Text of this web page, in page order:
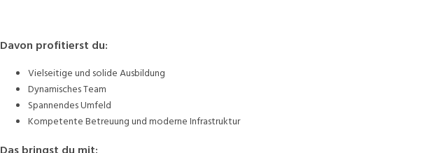
Davon profitierst du:
Vielseitige und solide Ausbildung
Dynamisches Team
Spannendes Umfeld
Kompetente Betreuung und moderne Infrastruktur